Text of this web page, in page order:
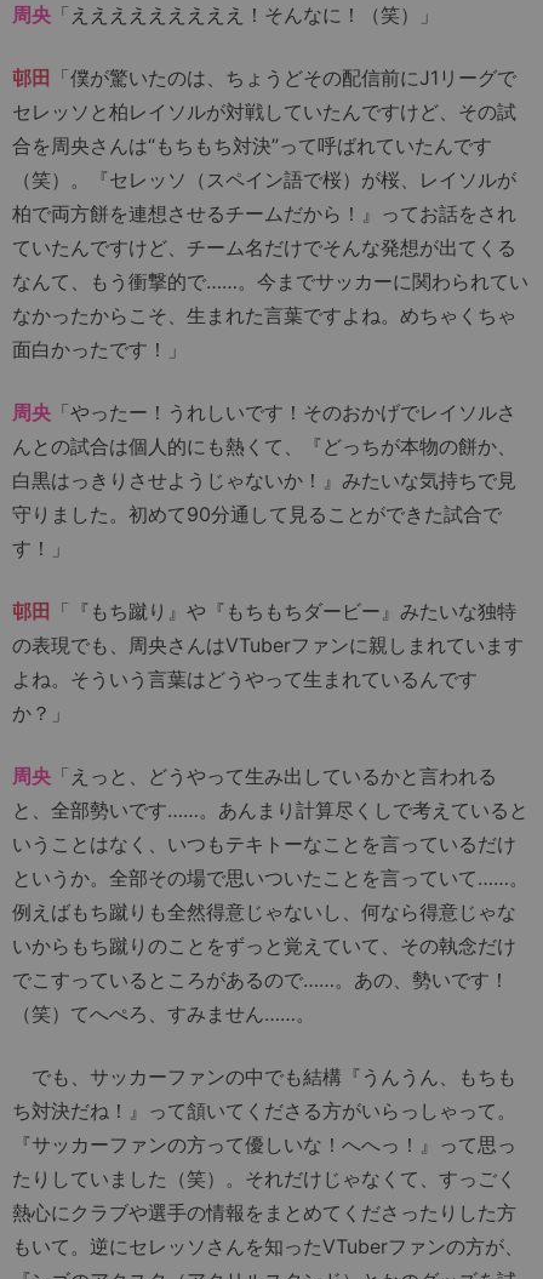
周央 「えええええええええ！そんなに！（笑）」
邨田 「僕が驚いたのは、ちょうどその配信前にJ1リーグで
セレッソと柏レイソルが対戦していたんですけど、その試
合を周央さんは“もちもち対決”って呼ばれていたんです
（笑）。『セレッソ（スペイン語で桜）が桜、レイソルが
柏で両方餅を連想させるチームだから！』ってお話をされ
ていたんですけど、チーム名だけでそんな発想が出てくる
なんて、もう衝撃的で……。今までサッカーに関わられてい
なかったからこそ、生まれた言葉ですよね。めちゃくちゃ
面白かったです！」
周央 「やったー！うれしいです！そのおかげでレイソルさ
んとの試合は個人的にも熱くて、『どっちが本物の餅か、
白黒はっきりさせようじゃないか！』みたいな気持ちで見
守りました。初めて90分通して見ることができた試合で
す！」
邨田 「『もち蹴り』や『もちもちダービー』みたいな独特
の表現でも、周央さんはVTuberファンに親しまれています
よね。そういう言葉はどうやって生まれているんです
か？」
周央 「えっと、どうやって生み出しているかと言われる
と、全部勢いです……。あんまり計算尽くしで考えていると
いうことはなく、いつもテキトーなことを言っているだけ
というか。全部その場で思いついたことを言っていて……。
例えばもち蹴りも全然得意じゃないし、何なら得意じゃな
いからもち蹴りのことをずっと覚えていて、その執念だけ
でこすっているところがあるので……。あの、勢いです！
（笑）てへぺろ、すみません……。
でも、サッカーファンの中でも結構『うんうん、もちも
ち対決だね！』って頷いてくださる方がいらっしゃって。
『サッカーファンの方って優しいな！へへっ！』って思っ
たりしていました（笑）。それだけじゃなくて、すっごく
熱心にクラブや選手の情報をまとめてくださったりした方
もいて。逆にセレッソさんを知ったVTuberファンの方が、